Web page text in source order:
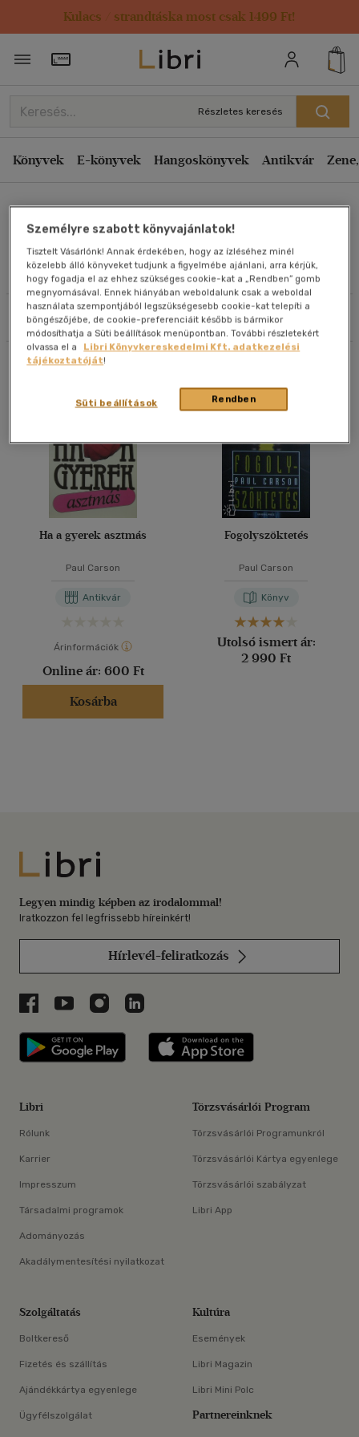
Kulacs / strandtáska most csak 1499 Ft!
Törzsvásárlói Kártya adatai
Részletes keresés
Könyvek E-könyvek Hangoskönyvek Antikvár
Paul Carson
Művei
Szűrés Rendezés
Rendezés
Kiadás éve szerint csökkenő
Ár szerint csökkenő
Eladott darabszám szerint csökkenő
Eladott darabszám szerint növekvő
Cím szerint A-Z
Szerző szerint A-Z
Megjelenítés
20 db / oldal
Alkalmaz
Ha a gyerek asztmás
Paul Carson
Antikvár
Árinformációk
Online ár: 600 Ft
Kosárba
Fogolyszöktetés
Paul Carson
Könyv
Utolsó ismert ár:
2 990 Ft
Libri
Legyen mindig képben az irodalommal!
Iratkozzon fel legfrissebb híreinkért!
Hírlevél-feliratkozás
Libri a Facebookon
Libri a Youtube-on
Libri az Instagramon
Libri a LinkedInen
Libri applikáció Szerezd meg: Google
Libri
Rólunk
Karrier
Impresszum
Társadalmi programok
Adományozás
Akadálymentesítési nyilatkozat
Törzsvásárlói Program
Törzsvásárlói Programunkról
Törzsvásárlói Kártya egyenlege
Törzsvásárlói szabályzat
Libri App
Szolgáltatás
Boltkereső
Fizetés és szállítás
Ajándékkártya egyenlege
Ügyfélszolgálat
Kultúra
Események
Libri Magazin
Libri Mini Polc
Partnereinknek
Személyre szabott könyvajánlatok!
Tisztelt Vásárlónk! Annak érdekében, hogy az ízléséhez minél
közelebb álló könyveket tudjunk a figyelmébe ajánlani, arra kérjük,
hogy fogadja el az ehhez szükséges cookie-kat a „Rendben” gomb
megnyomásával. Ennek hiányában weboldalunk csak a weboldal
használata szempontjából legszükségesebb cookie-kat telepíti a
böngészőjébe, de cookie-preferenciáit később is bármikor
módosíthatja a Süti beállítások menüpontban. További részletekért
olvassa el a
Libri Könyvkereskedelmi Kft. adatkezelési
tájékoztatóját!
Rendben
Süti beállítások